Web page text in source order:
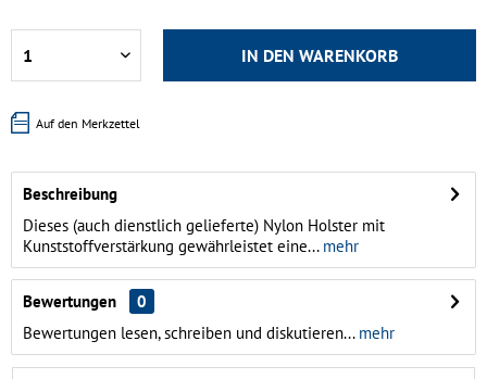
IN DEN WARENKORB
Auf den Merkzettel
Beschreibung
Dieses (auch dienstlich gelieferte) Nylon Holster mit
Kunststoffverstärkung gewährleistet eine...mehr
Bewertungen
0
Bewertungen lesen, schreiben und diskutieren...mehr